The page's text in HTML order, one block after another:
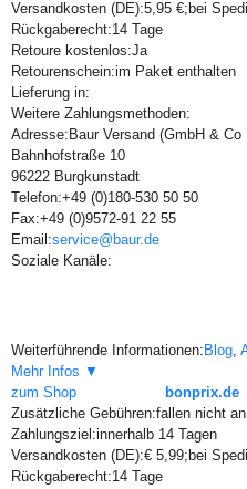
Versandkosten (DE):5,95 €;bei
Rückgaberecht:14 Tage
Retoure kostenlos:Ja
Retourenschein:im Paket enthalten
Lieferung in:
Weitere Zahlungsmethoden:
Adresse: Baur Versand (GmbH & Co
Bahnhofstraße 10
96222 Burgkunstadt
Telefon:+49 (0)180-530 50 50
Fax:+49 (0)9572-91 22 55
Email:service@baur.de
Soziale Kanäle:
Weiterführende Informationen: Blog,
Mehr Infos ▼
zum Shop
bonprix.de
Zusätzliche Gebühren:fallen nicht an
Zahlungsziel:innerhalb 14 Tagen
Versandkosten (DE):€ 5,99;bei
Rückgaberecht:14 Tage